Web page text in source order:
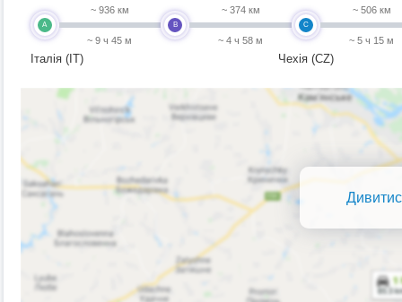
A
Італія (IT)
~ 936 км
~ 9 ч 45 м
B
~ 374 км
~ 4 ч 58 м
C
Чехія (CZ)
~ 506 км
~ 5 ч 15 м